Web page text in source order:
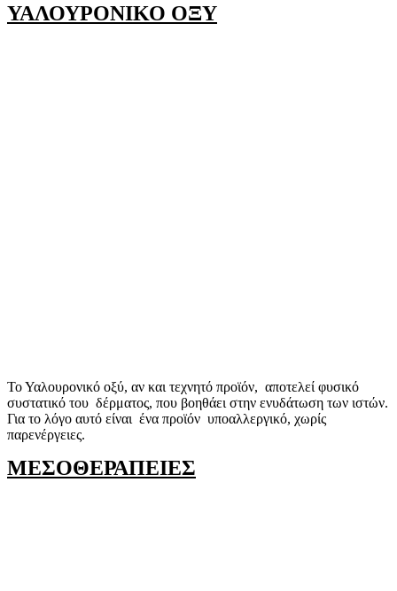
ΥΑΛΟΥΡΟΝΙΚΟ ΟΞΥ
Το Υαλουρονικό οξύ, αν και τεχνητό προϊόν, αποτελεί φυσικό
συστατικό του δέρματος, που βοηθάει στην ενυδάτωση των ιστών.
Για το λόγο αυτό είναι ένα προϊόν υποαλλεργικό, χωρίς
παρενέργειες.
ΜΕΣΟΘΕΡΑΠΕΙΕΣ